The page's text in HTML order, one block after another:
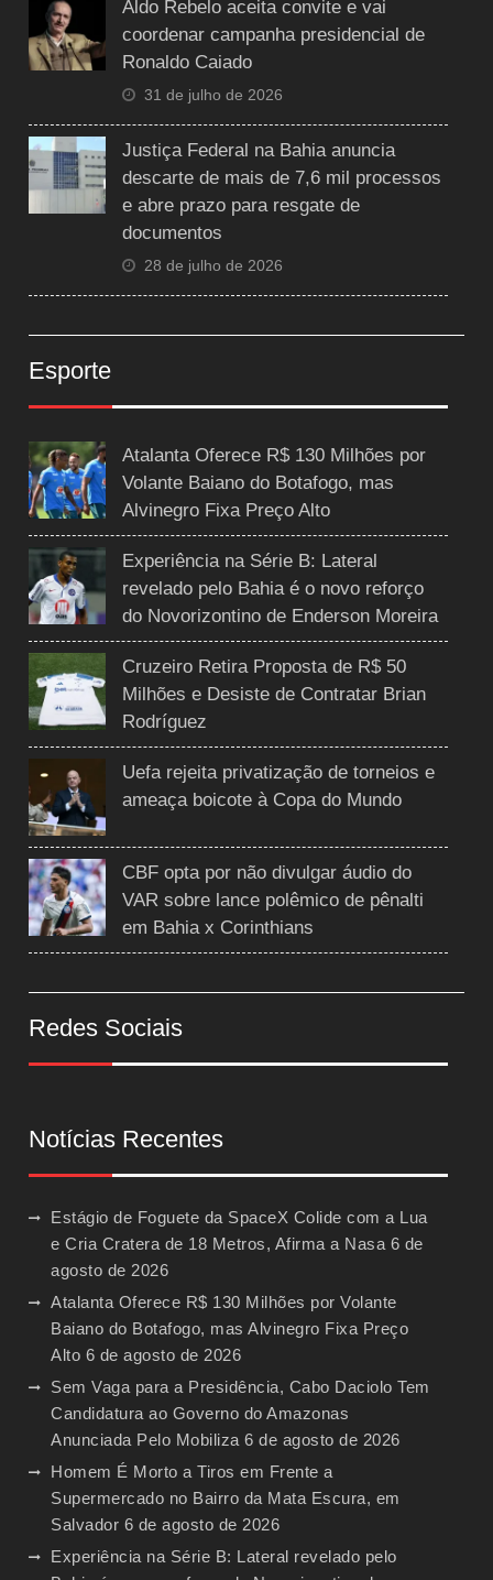
Aldo Rebelo aceita convite e vai
coordenar campanha presidencial de
Ronaldo Caiado
31 de julho de 2026
Justiça Federal na Bahia anuncia
descarte de mais de 7,6 mil processos
e abre prazo para resgate de
documentos
28 de julho de 2026
Esporte
Atalanta Oferece R$ 130 Milhões por
Volante Baiano do Botafogo, mas
Alvinegro Fixa Preço Alto
Experiência na Série B: Lateral
revelado pelo Bahia é o novo reforço
do Novorizontino de Enderson Moreira
Cruzeiro Retira Proposta de R$ 50
Milhões e Desiste de Contratar Brian
Rodríguez
Uefa rejeita privatização de torneios e
ameaça boicote à Copa do Mundo
CBF opta por não divulgar áudio do
VAR sobre lance polêmico de pênalti
em Bahia x Corinthians
Redes Sociais
Notícias Recentes
Estágio de Foguete da SpaceX Colide com a Lua
e Cria Cratera de 18 Metros, Afirma a Nasa 6 de
agosto de 2026
Atalanta Oferece R$ 130 Milhões por Volante
Baiano do Botafogo, mas Alvinegro Fixa Preço
Alto 6 de agosto de 2026
Sem Vaga para a Presidência, Cabo Daciolo Tem
Candidatura ao Governo do Amazonas
Anunciada Pelo Mobiliza 6 de agosto de 2026
Homem É Morto a Tiros em Frente a
Supermercado no Bairro da Mata Escura, em
Salvador 6 de agosto de 2026
Experiência na Série B: Lateral revelado pelo